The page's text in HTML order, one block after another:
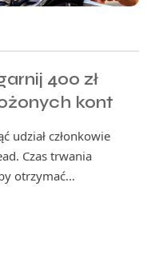
400 zł
kont
udział członkowie
Czas trwania
otrzymać…